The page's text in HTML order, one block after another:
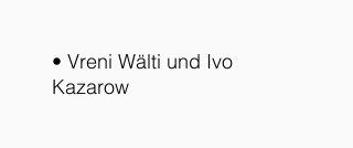
• Vreni Wälti und Ivo
Kazarow